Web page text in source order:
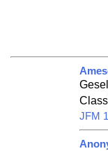
JFM